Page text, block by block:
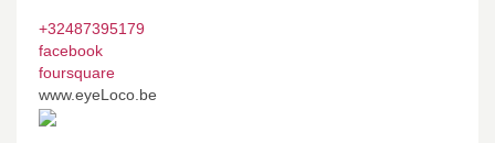
+32487395179
facebook
foursquare
www.eyeLoco.be